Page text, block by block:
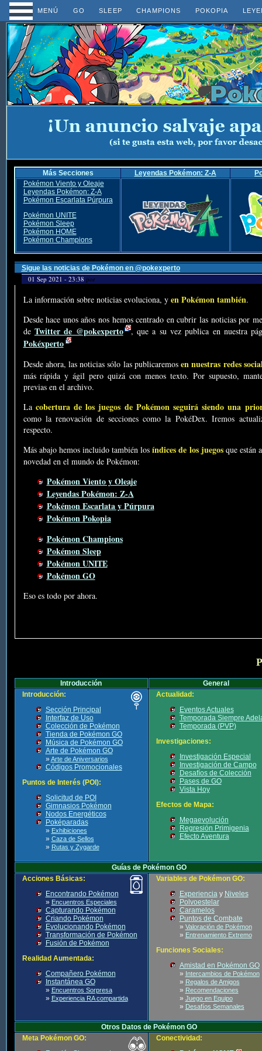
MENÚ GO SLEEP CHAMPIONS POKOPIA
Más Secciones Leyendas Pokémon: Z-A
Pokémon Viento y Oleaje
Leyendas Pokémon: Z-A
Pokémon Escarlata Púrpura
Pokémon UNITE
Pokémon Sleep
Pokémon HOME
Pokémon Champions
Sigue las noticias de Pokémon en @pokexperto
01 Sep 2021 - 23:38 por
La información sobre noticias evoluciona, y en Pokémon también.
Desde hace unos años nos hemos centrado en cubrir las noticias por
de Twitter de @pokexperto , que a su vez publica en nuestra
Pokéxperto
Desde ahora, las noticias sólo las publicaremosen nuestras redes
más rápida y ágil pero quizá con menos texto. Por supuesto,
previas en el archivo.
La cobertura de los juegos de Pokémon seguirá siendo una
como la renovación de secciones como la PokéDex. Iremos
respecto.
Más abajo hemos incluido también losíndices de los juegosque están
novedad en el mundo de Pokémon:
Pokémon Viento y Oleaje
Leyendas Pokémon: Z-A
Pokémon Escarlata y Púrpura
Pokémon Pokopia
Pokémon Champions
Pokémon Sleep
Pokémon UNITE
Pokémon GO
Eso es todo por ahora.
Introducción
General
Introducción:
Sección Principal
Interfaz de Uso
Colección de Pokémon
Tienda de Pokémon GO
Música de Pokémon GO
Arte de Pokémon GO
» Arte de Aniversarios
Códigos Promocionales
Puntos de Interés (POI):
Solicitud de POI
Gimnasios Pokémon
Nodos Energéticos
Poképaradas
» Exhibiciones
» Caza de Sellos
» Rutas y Zygarde
Actualidad:
Eventos Actuales
Temporada Siempre
Temporada (PVP)
Investigaciones:
Investigación Especial
Investigación de Campo
Desafíos de Colección
Pases de GO
Vista Hoy
Efectos de Mapa:
Megaevolución
Regresión Primigenia
Efecto Aventura
Guías de Pokémon GO
Acciones Básicas:
Encontrando Pokémon
» Encuentros Especiales
Capturando Pokémon
Criando Pokémon
Evolucionando Pokémon
Transformación de Pokémon
Fusión de Pokémon
Realidad Aumentada:
Compañero Pokémon
Instantánea GO
» Encuentros Sorpresa
» Experiencia RA compartida
Variables de Pokémon GO:
Experienciay Niveles
Polvoestelar
Caramelos
Puntos de Combate
» Valoración de Pokémon
» Entrenamiento Extremo
Funciones Sociales:
Amistad en Pokémon GO
» Intercambios de Pokémon
» Regalos de Amigos
» Recomendaciones
» Juego en Equipo
» Desafíos Semanales
Otros Datos de Pokémon GO
Meta Pokémon GO:
Conectividad: